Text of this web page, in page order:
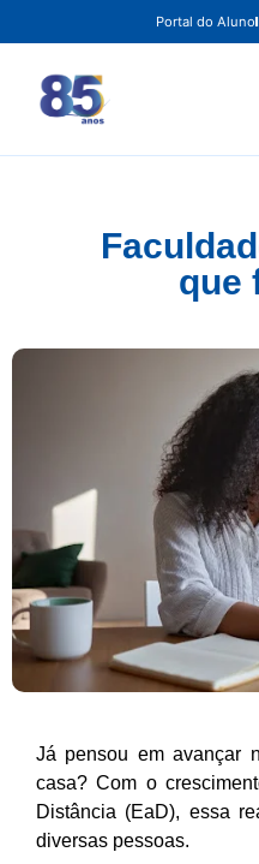
Portal do Aluno
que
Já pensou em avançar
casa? Com o
Distância (EaD), essa
diversas pessoas.